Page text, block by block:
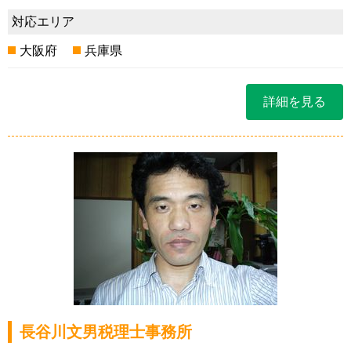
対応エリア
大阪府 兵庫県
詳細を見る
長谷川文男税理士事務所